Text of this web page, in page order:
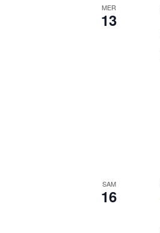
MER
13
SAM
16